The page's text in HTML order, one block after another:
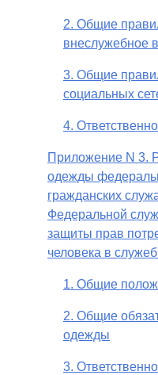
2. Общие
внеслужебное
3. Общие
социальных
4.
Приложение N 3.
одежды
гражданских
Федеральной
защиты прав
человека в
1. Общие
2. Общие
одежды
3.